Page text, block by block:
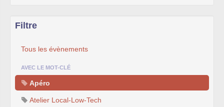
Filtre
Tous les évènements
AVEC LE MOT-CLÉ
Apéro
Atelier Local-Low-Tech